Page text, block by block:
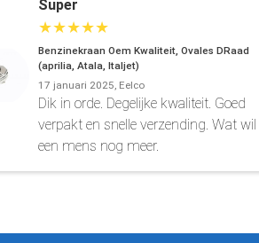
Super
★★★★★
Benzinekraan Oem Kwaliteit, Ovales DRaad
(aprilia, Atala, Italjet)
17 januari 2025, Eelco
Dik in orde. Degelijke kwaliteit. Goed
verpakt en snelle verzending. Wat wil
een mens nog meer.